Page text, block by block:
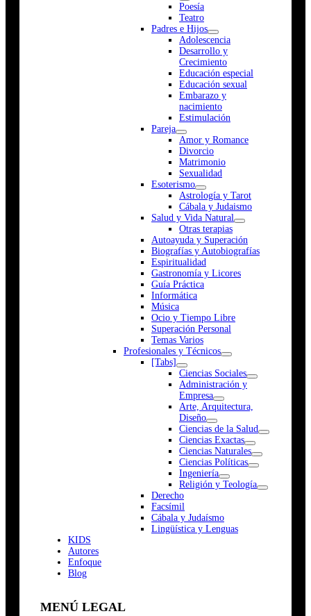
Poesía
Teatro
Padres e Hijos
Adolescencia
Desarrollo y
Crecimiento
Educación especial
Educación sexual
Embarazo y
nacimiento
Estimulación
Pareja
Amor y Romance
Divorcio
Matrimonio
Sexualidad
Esoterismo
Astrología y Tarot
Cábala y Judaismo
Salud y Vida Natural
Otras terapias
Autoayuda y Superación
Biografías y Autobiografías
Espiritualidad
Gastronomía y Licores
Guía Práctica
Informática
Música
Ocio y Tiempo Libre
Superación Personal
Temas Varios
Profesionales y Técnicos
[Tabs]
Ciencias Sociales
Administración y
Empresa
Arte, Arquitectura,
Diseño
Ciencias de la Salud
Ciencias Exactas
Ciencias Naturales
Ciencias Políticas
Ingeniería
Religión y Teología
Derecho
Facsímil
Cábala y Judaísmo
Lingüística y Lenguas
KIDS
Autores
Enfoque
Blog
MENÚ LEGAL